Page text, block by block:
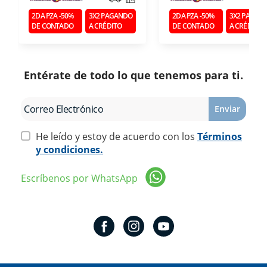
2DA PZA -50%
DE CONTADO
3X2 PAGANDO
A CRÉDITO
2DA PZA -50%
DE CONTADO
3X2
A CRÉDITO
Entérate de todo lo que tenemos para ti.
Enviar
He leído y estoy de acuerdo con los Términos
y condiciones.
Escríbenos por WhatsApp